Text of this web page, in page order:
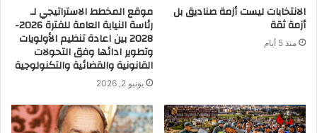
الانتخابات ليست أزمة صناديق بل
أزمة ثقة
منذ 5 أيام
موقع المخطط الاستراتيجي لـ
رئاسة النيابة العامة للفترة 2026-
2028 بين اعادة تنظيم الأولويات
وتطوير ادائها وفق التحولات
القانونية والقضائية والتكنولوجية
يونيو 2, 2026